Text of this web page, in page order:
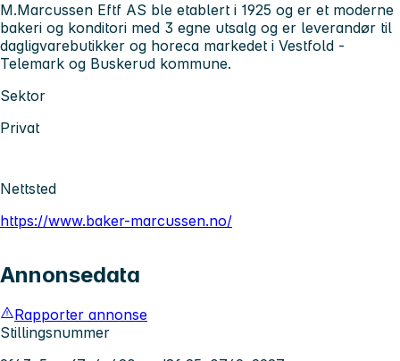
M.Marcussen Eftf AS ble etablert i 1925 og er et moderne
bakeri og konditori med 3 egne utsalg og er leverandør til
dagligvarebutikker og horeca markedet i Vestfold -
Telemark og Buskerud kommune.
Sektor
Privat
Nettsted
https://www.baker-marcussen.no/
Annonsedata
Rapporter annonse
Stillingsnummer